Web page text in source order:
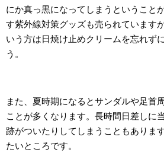
にか真っ黒になってしまうということ
す紫外線対策グッズも売られています
いう方は日焼け止めクリームを忘れず
う。
また、夏時期になるとサンダルや足首
ことが多くなります。長時間日差しに
跡がついたりしてしまうこともありま
たいところです。